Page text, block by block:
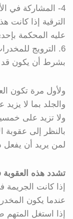
4- المشاركة في الأفعال السابقة.
الترقية إذا
عليه المحكمة بإحدى
6. الترويج
بشرط أن يكون قد
ولا تزيد على
بالنظر إلى عقوبة
لمن يريد أن يفعل
تشدد هذه العقوبة
إذا كانت
عندما يكون
إذا استغل المتهم